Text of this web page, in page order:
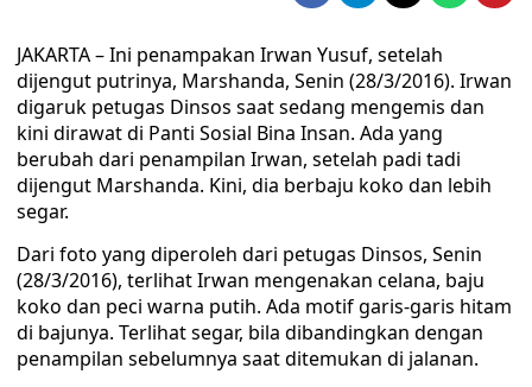
JAKARTA – Ini penampakan Irwan Yusuf, setelah
dijengut putrinya, Marshanda, Senin (28/3/2016). Irwan
digaruk petugas Dinsos saat sedang mengemis dan
kini dirawat di Panti Sosial Bina Insan. Ada yang
berubah dari penampilan Irwan, setelah padi tadi
dijengut Marshanda. Kini, dia berbaju koko dan lebih
segar.
Dari foto yang diperoleh dari petugas Dinsos, Senin
(28/3/2016), terlihat Irwan mengenakan celana, baju
koko dan peci warna putih. Ada motif garis-garis hitam
di bajunya. Terlihat segar, bila dibandingkan dengan
penampilan sebelumnya saat ditemukan di jalanan.